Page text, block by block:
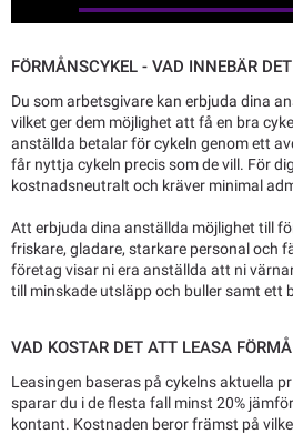
FÖRMÅNSCYKEL - VAD INNEBÄR
Du som arbetsgivare kan erbjuda dina
vilket ger dem möjlighet att få en bra
anställda betalar för cykeln genom ett
får nyttja cykeln precis som de vill. För
kostnadsneutralt och kräver minimal
Att erbjuda dina anställda möjlighet till
friskare, gladare, starkare personal och
företag visar ni era anställda att ni
till minskade utsläpp och buller samt ett
VAD KOSTAR DET ATT LEASA
Leasingen baseras på cykelns aktuella
sparar du i de flesta fall minst 20%
kontant. Kostnaden beror främst på